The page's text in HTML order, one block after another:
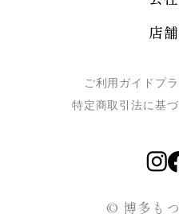
店
ご利用ガイド プ
特定商取引法に基
© 博多も